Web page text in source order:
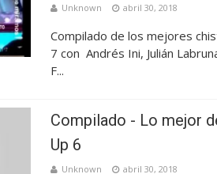
Unknown abril 30, 2018
Compilado de los mejores
7 con Andrés Ini, Julián
F...
Compilado - Lo mejor
Up 6
Unknown abril 30, 2018